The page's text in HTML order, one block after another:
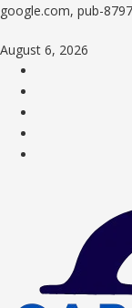
google.com, pub-
Skip
content
August 6, 2026